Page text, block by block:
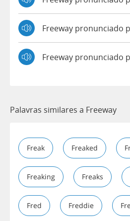
Freeway pronunciado
Freeway pronunciado
Palavras similares a Freeway
Freak Freaked
Freaking Freaks
Fred Freddie